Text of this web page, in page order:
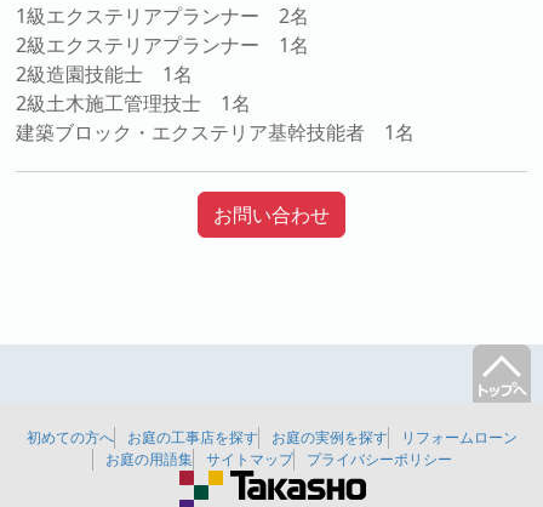
1級エクステリアプランナー 2名
2級エクステリアプランナー 1名
2級造園技能士 1名
2級土木施工管理技士 1名
建築ブロック・エクステリア基幹技能者 1名
お問い合わせ
初めての方へ お庭の工事店を探す お庭の実例を探す
リフォームローン
お庭の用語集
サイトマップ プライバシーポリシー